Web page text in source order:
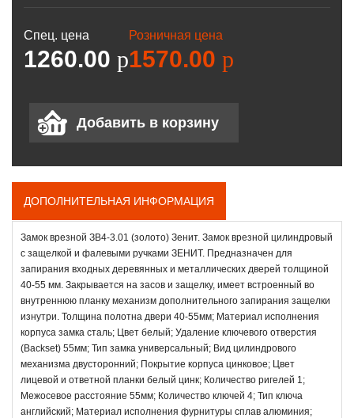
Спец. цена
1260.00 p
Розничная цена
1570.00 p
ДОПОЛНИТЕЛЬНАЯ ИНФОРМАЦИЯ
Замок врезной ЗВ4-3.01 (золото) Зенит. Замок врезной цилиндровый
с защелкой и фалевыми ручками ЗЕНИТ. Предназначен для
запирания входных деревянных и металлических дверей толщиной
40-55 мм. Закрывается на засов и защелку, имеет встроенный во
внутреннюю планку механизм дополнительного запирания защелки
изнутри. Толщина полотна двери 40-55мм; Материал исполнения
корпуса замка сталь; Цвет белый; Удаление ключевого отверстия
(Backset) 55мм; Тип замка универсальный; Вид цилиндрового
механизма двусторонний; Покрытие корпуса цинковое; Цвет
лицевой и ответной планки белый цинк; Количество ригелей 1;
Межосевое расстояние 55мм; Количество ключей 4; Тип ключа
английский; Материал исполнения фурнитуры сплав алюминия;